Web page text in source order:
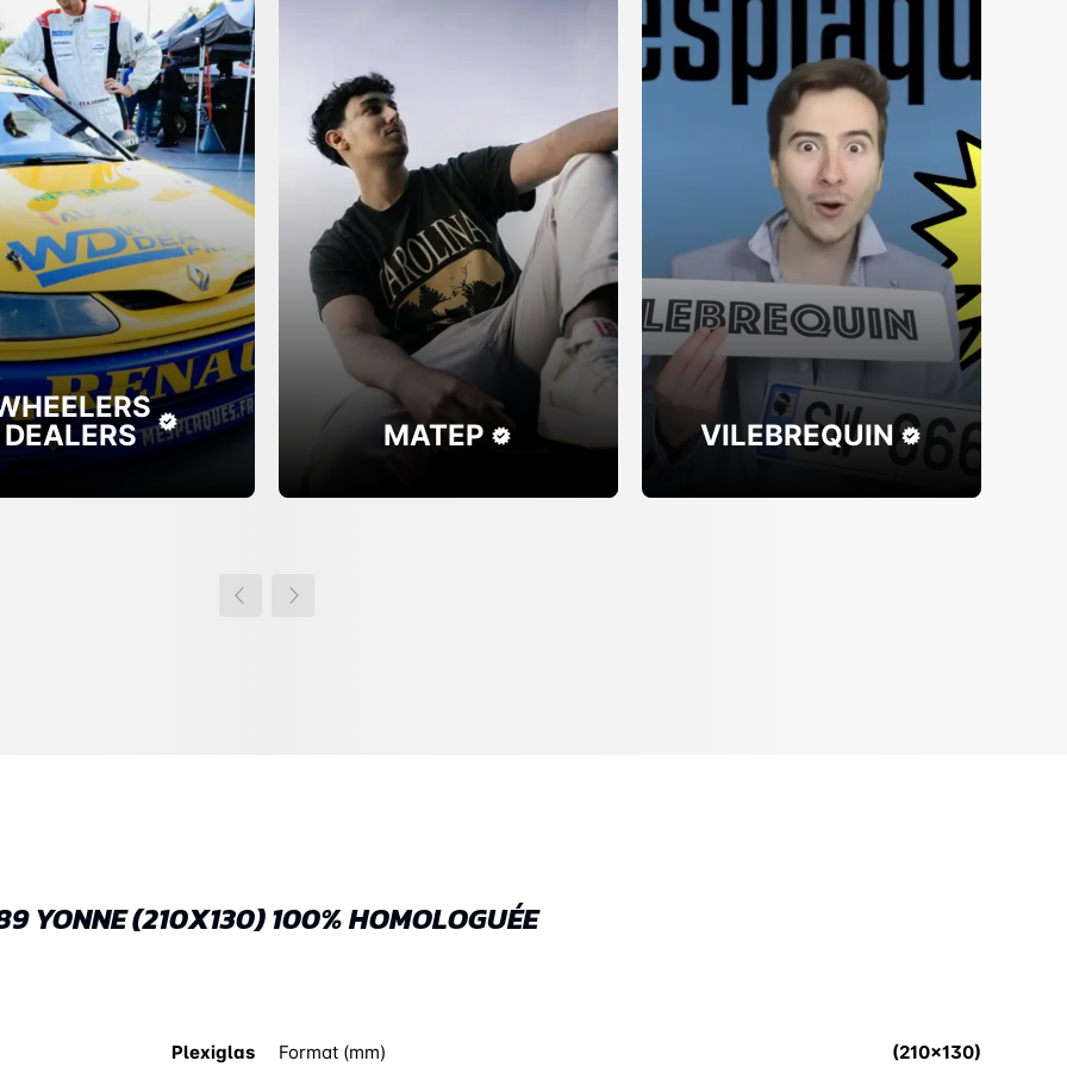
DEALERS
MATEP VILEBREQUIN
YONNE (210X130) 100% HOMOLOGUÉE
Plexiglas Format (mm) (210x130)